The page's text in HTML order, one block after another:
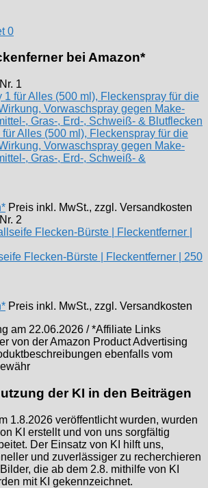
0
bei Amazon*
1
Alles (500 ml), Fleckenspray für die
Vorwaschspray gegen Make-
, Gras-, Erd-, Schweiß- &
Preis inkl. MwSt., zzgl. Versandkosten
2
Flecken-Bürste | Fleckentferner | 250
Preis inkl. MwSt., zzgl. Versandkosten
am 22.06.2026 / *Affiliate Links
von der Amazon Product Advertising
ebenfalls vom
der KI in den Beiträgen
1.8.2026 veröffentlicht wurden, wurden
KI erstellt und von uns sorgfältig
Der Einsatz von KI hilft uns,
und zuverlässiger zu recherchieren
die ab dem 2.8. mithilfe von KI
mit KI gekennzeichnet.